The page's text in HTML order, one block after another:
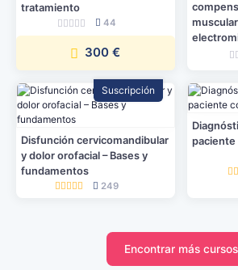
tratamiento
44
300 €
Suscripción
Disfunción cervicomandibular
y dolor orofacial – Bases y
fundamentos
249
paciente
Encontrar más cursos